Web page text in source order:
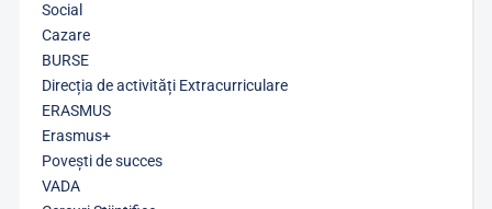
Social
Cazare
BURSE
Direcția de activități Extracurriculare
ERASMUS
Erasmus+
Povești de succes
VADA